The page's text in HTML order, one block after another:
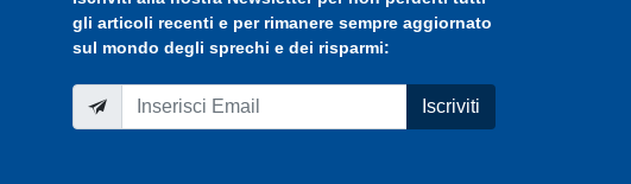
gli articoli recenti e per rimanere sempre aggiornato
sul mondo degli sprechi e dei risparmi:
Iscriviti